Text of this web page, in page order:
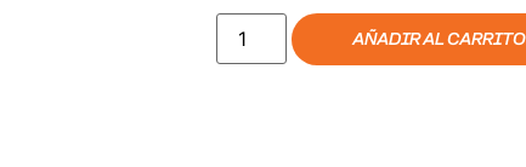
AÑADIR AL CARRITO